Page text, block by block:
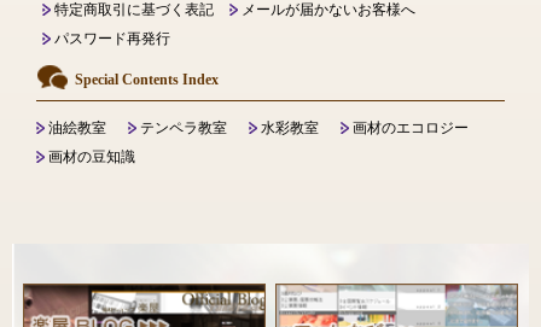
特定商取引に基づく表記
メールが届かないお客様へ
パスワード再発行
Special Contents Index
油絵教室 テンペラ教室 水彩教室
画材のエコロジー
画材の豆知識